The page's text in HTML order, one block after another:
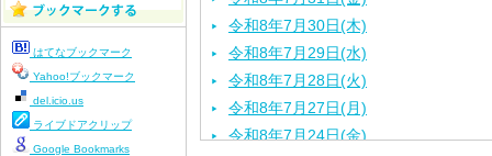
令和8年7月30日(木)
令和8年7月29日(水)
令和8年7月28日(火)
令和8年7月27日(月)
令和8年7月24日(金)
はてなブックマーク
Yahoo!ブックマーク
del.icio.us
ライブドアクリップ
Google Bookmarks